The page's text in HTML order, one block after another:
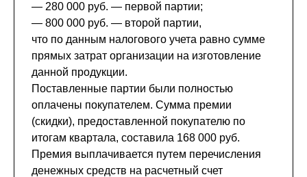
— 280 000 руб. — первой партии;
— 800 000 руб. — второй партии,
что по данным налогового учета равно сумме
прямых затрат организации на изготовление
данной продукции.
Поставленные партии были полностью
оплачены покупателем. Сумма премии
(скидки), предоставленной покупателю по
итогам квартала, составила 168 000 руб.
Премия выплачивается путем перечисления
денежных средств на расчетный счет